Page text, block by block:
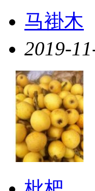
马褂木
2019-